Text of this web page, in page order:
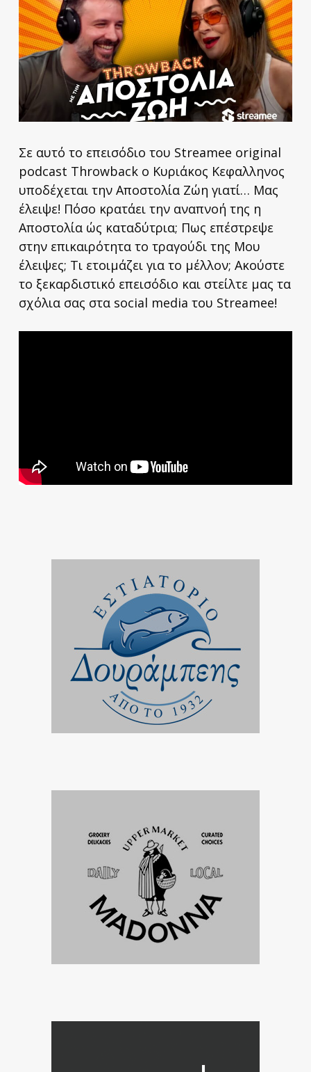
Σε αυτό το επεισόδιο του Streamee original
podcast Throwback ο Κυριάκος Κεφαλληνος
υποδέχεται την Αποστολία Ζώη γιατί… Μας
έλειψε! Πόσο κρατάει την αναπνοή της η
Αποστολία ώς καταδύτρια; Πως επέστρεψε
στην επικαιρότητα το τραγούδι της Μου
έλειψες; Τι ετοιμάζει για το μέλλον; Ακούστε
το ξεκαρδιστικό επεισόδιο και στείλτε μας τα
σχόλια σας στα social media του Streamee!